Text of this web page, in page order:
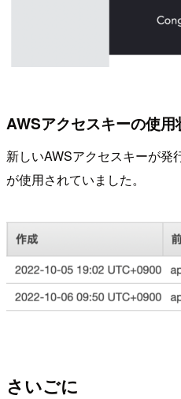
AWSアクセスキーの使
新しいAWSアクセスキーが発
が使用されていました。
さいごに